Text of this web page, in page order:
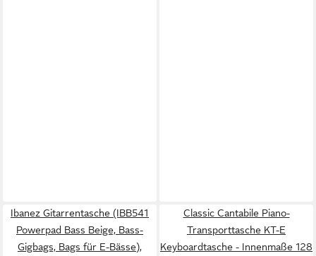
Ibanez Gitarrentasche (IBB541
Powerpad Bass Beige, Bass-
Gigbags, Bags für E-Bässe),
Classic Cantabile Piano-
Transporttasche KT-E
Keyboardtasche - Innenmaße 128